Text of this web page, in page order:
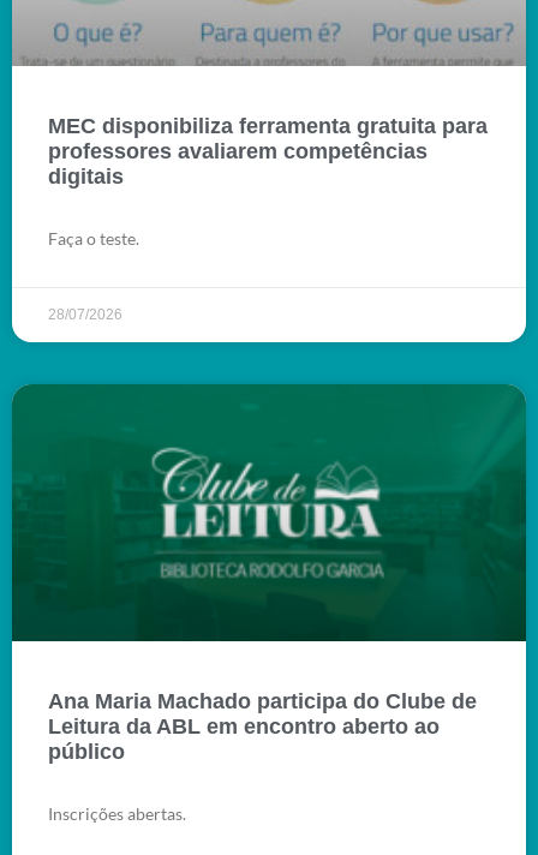
MEC disponibiliza ferramenta gratuita para
professores avaliarem competências
digitais
Faça o teste.
28/07/2026
Ana Maria Machado participa do Clube de
Leitura da ABL em encontro aberto ao
público
Inscrições abertas.